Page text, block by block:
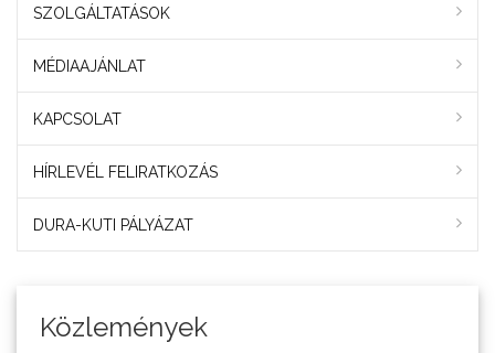
SZOLGÁLTATÁSOK
MÉDIAAJÁNLAT
KAPCSOLAT
HÍRLEVÉL FELIRATKOZÁS
DURA-KUTI PÁLYÁZAT
Közlemények